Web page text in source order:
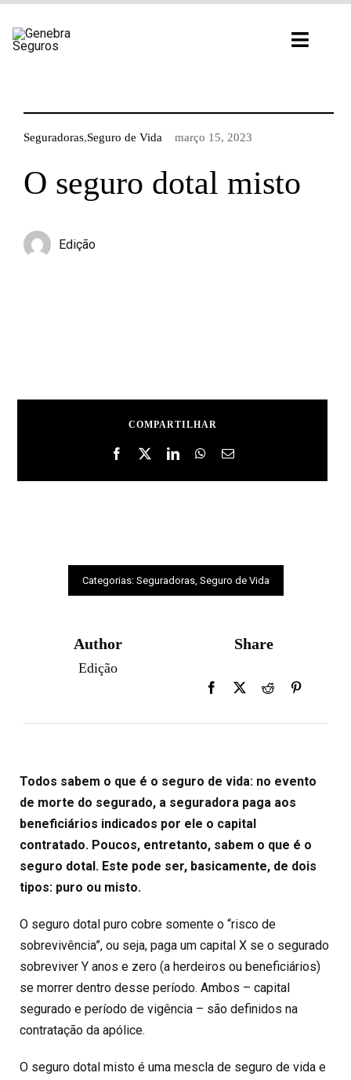
para
Seguradoras,Seguro de Vida março 15, 2023
O seguro dotal misto
Edição
COMPARTILHAR
Categorias: Seguradoras, Seguro de Vida
Author
Edição
Share
Todos sabem o que é o seguro de vida: no evento
de morte do segurado, a seguradora paga aos
beneficiários indicados por ele o capital
contratado. Poucos, entretanto, sabem o que é o
seguro dotal. Este pode ser, basicamente, de dois
tipos: puro ou misto.
O seguro dotal puro cobre somente o “risco de
sobrevivência”, ou seja, paga um capital X se o segurado
sobreviver Y anos e zero (a herdeiros ou beneficiários)
se morrer dentro desse período. Ambos – capital
segurado e período de vigência – são definidos na
contratação da apólice.
O seguro dotal misto é uma mescla de seguro de vida e